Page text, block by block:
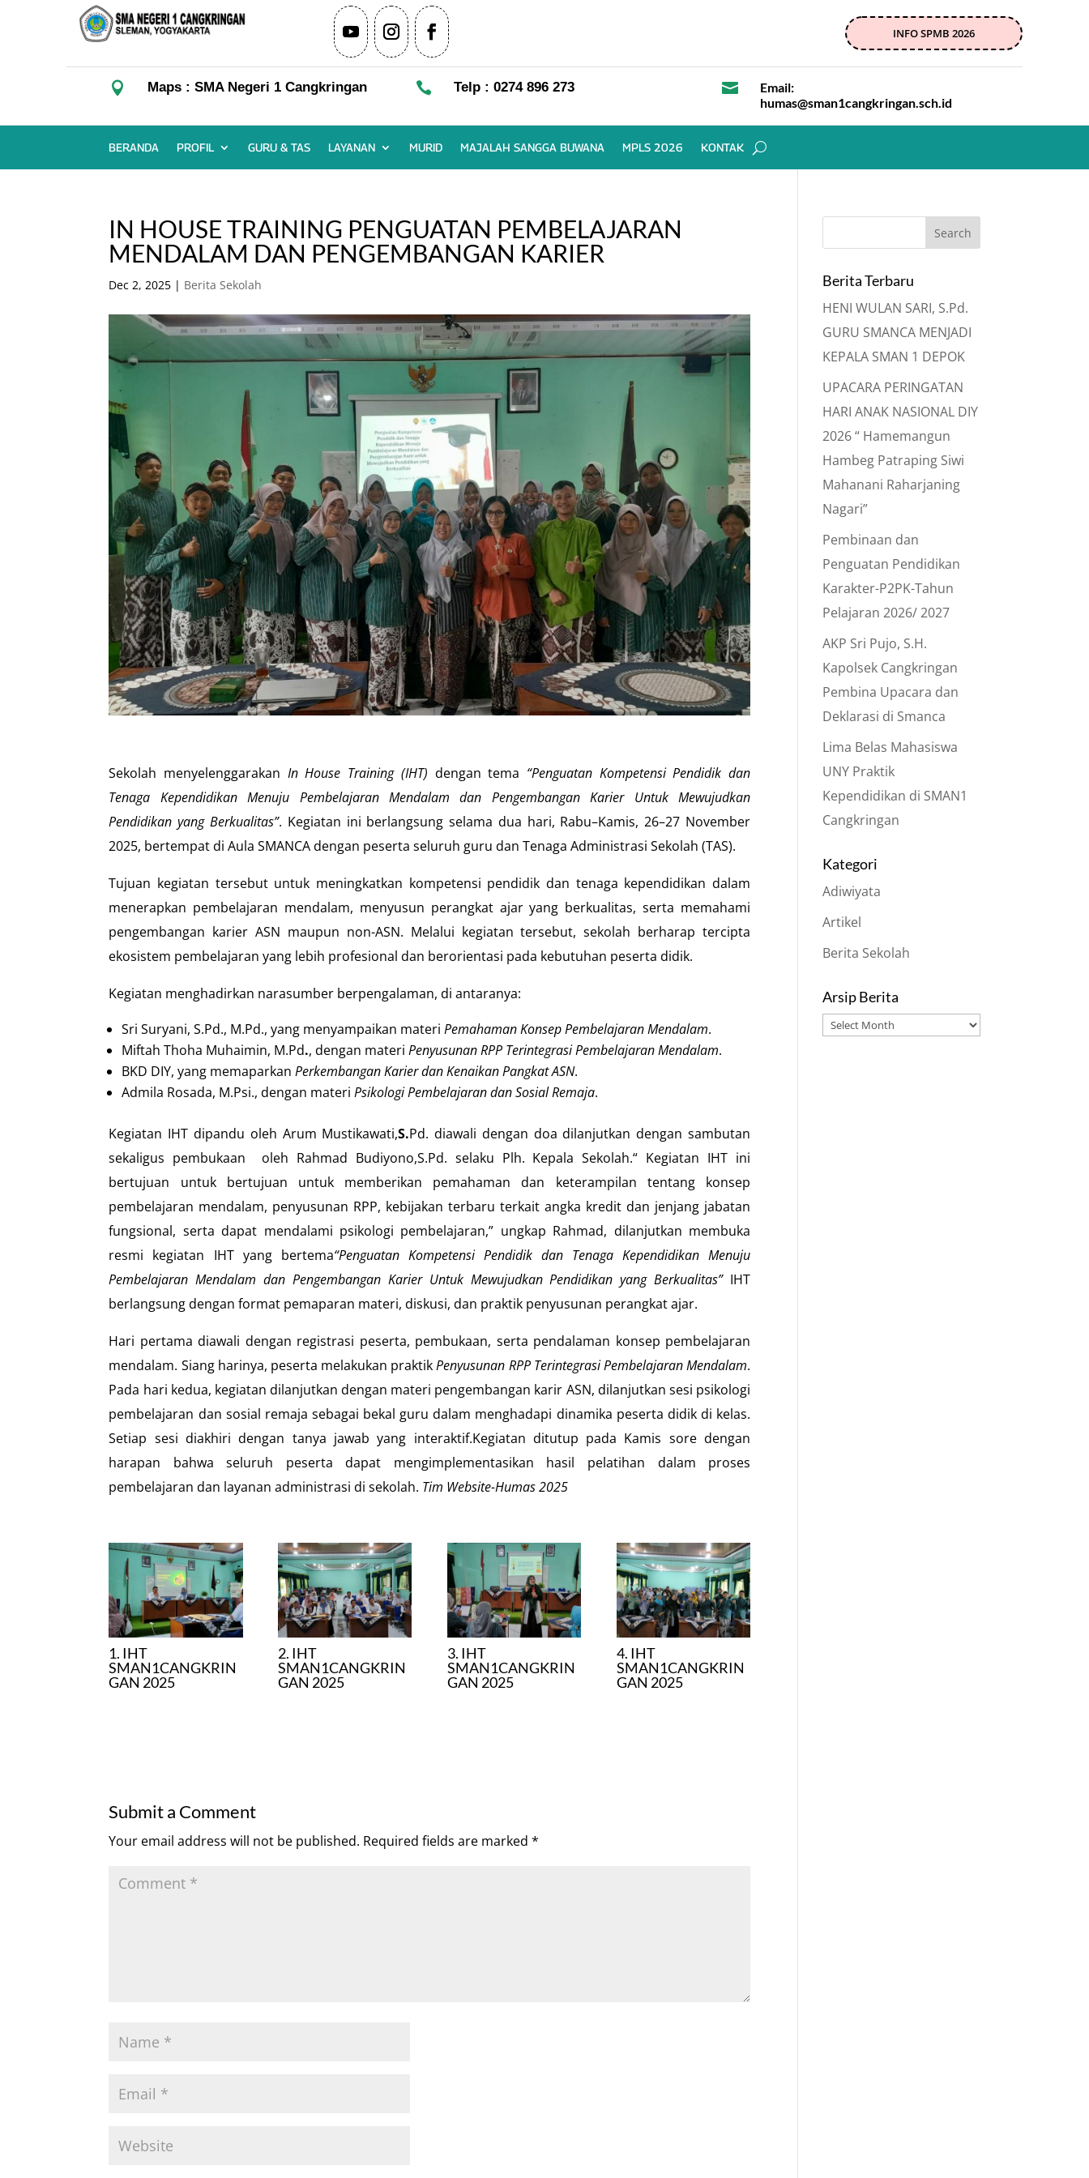
INFO SPMB 2026
 Maps : SMA Negeri 1 Cangkringan  Telp : 0274 896 273 
Email:
humas@sman1cangkringan.sch.id
BERANDA PROFIL GURU & TAS LAYANAN MURID MAJALAH SANGGA BUWANA MPLS 2026 KONTAK
IN HOUSE TRAINING PENGUATAN PEMBELAJARAN
MENDALAM DAN PENGEMBANGAN KARIER
Dec 2, 2025 | Berita Sekolah
Sekolah menyelenggarakan In House Training (IHT) dengan tema “Penguatan Kompetensi Pendidik dan
Tenaga Kependidikan Menuju Pembelajaran Mendalam dan Pengembangan Karier Untuk Mewujudkan
Pendidikan yang Berkualitas”. Kegiatan ini berlangsung selama dua hari, Rabu–Kamis, 26–27 November
2025, bertempat di Aula SMANCA dengan peserta seluruh guru dan Tenaga Administrasi Sekolah (TAS).
Tujuan kegiatan tersebut untuk meningkatkan kompetensi pendidik dan tenaga kependidikan dalam
menerapkan pembelajaran mendalam, menyusun perangkat ajar yang berkualitas, serta memahami
pengembangan karier ASN maupun non-ASN. Melalui kegiatan tersebut, sekolah berharap tercipta
ekosistem pembelajaran yang lebih profesional dan berorientasi pada kebutuhan peserta didik.
Kegiatan menghadirkan narasumber berpengalaman, di antaranya:
Sri Suryani, S.Pd., M.Pd., yang menyampaikan materiPemahaman Konsep Pembelajaran Mendalam.
Miftah Thoha Muhaimin, M.Pd., dengan materiPenyusunan RPP Terintegrasi Pembelajaran Mendalam.
BKD DIY, yang memaparkanPerkembangan Karier dan Kenaikan Pangkat ASN.
Admila Rosada, M.Psi., dengan materiPsikologi Pembelajaran dan Sosial Remaja.
Kegiatan IHT dipandu oleh Arum Mustikawati,S.Pd. diawali dengan doa dilanjutkan dengan sambutan
sekaligus pembukaan oleh Rahmad Budiyono,S.Pd. selaku Plh. Kepala Sekolah.“ Kegiatan IHT ini
bertujuan untuk bertujuan untuk memberikan pemahaman dan keterampilan tentang konsep
pembelajaran mendalam, penyusunan RPP, kebijakan terbaru terkait angka kredit dan jenjang jabatan
fungsional, serta dapat mendalami psikologi pembelajaran,” ungkap Rahmad, dilanjutkan membuka
resmi kegiatan IHT yang bertema“Penguatan Kompetensi Pendidik dan Tenaga Kependidikan Menuju
Pembelajaran Mendalam dan Pengembangan Karier Untuk Mewujudkan Pendidikan yang Berkualitas”IHT
berlangsung dengan format pemaparan materi, diskusi, dan praktik penyusunan perangkat ajar.
Hari pertama diawali dengan registrasi peserta, pembukaan, serta pendalaman konsep pembelajaran
mendalam. Siang harinya, peserta melakukan praktikPenyusunan RPP Terintegrasi Pembelajaran Mendalam.
Pada hari kedua, kegiatan dilanjutkan dengan materi pengembangan karir ASN, dilanjutkan sesi psikologi
pembelajaran dan sosial remaja sebagai bekal guru dalam menghadapi dinamika peserta didik di kelas.
Setiap sesi diakhiri dengan tanya jawab yang interaktif.Kegiatan ditutup pada Kamis sore dengan
harapan bahwa seluruh peserta dapat mengimplementasikan hasil pelatihan dalam proses
pembelajaran dan layanan administrasi di sekolah. Tim Website-Humas 2025
1. IHT
SMAN1CANGKRIN
GAN 2025
2. IHT
SMAN1CANGKRIN
GAN 2025
3. IHT
SMAN1CANGKRIN
GAN 2025
4. IHT
SMAN1CANGKRIN
GAN 2025
Submit a Comment
Your email address will not be published. Required fields are marked*
Berita Terbaru
HENI WULAN SARI, S.Pd.
GURU SMANCA MENJADI
KEPALA SMAN 1 DEPOK
UPACARA PERINGATAN
HARI ANAK NASIONAL DIY
2026 “ Hamemangun
Hambeg Patraping Siwi
Mahanani Raharjaning
Nagari”
Pembinaan dan
Penguatan Pendidikan
Karakter-P2PK-Tahun
Pelajaran 2026/ 2027
AKP Sri Pujo, S.H.
Kapolsek Cangkringan
Pembina Upacara dan
Deklarasi di Smanca
Lima Belas Mahasiswa
UNY Praktik
Kependidikan di SMAN1
Cangkringan
Kategori
Adiwiyata
Artikel
Berita Sekolah
Arsip Berita
Arsip